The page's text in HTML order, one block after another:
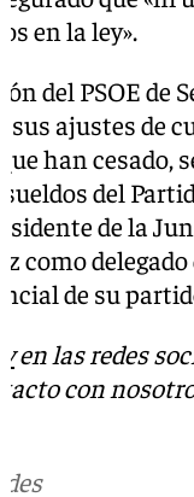
en la ley».
del PSOE
sus ajustes de
han
del
de la
como
de su
en las redes
con